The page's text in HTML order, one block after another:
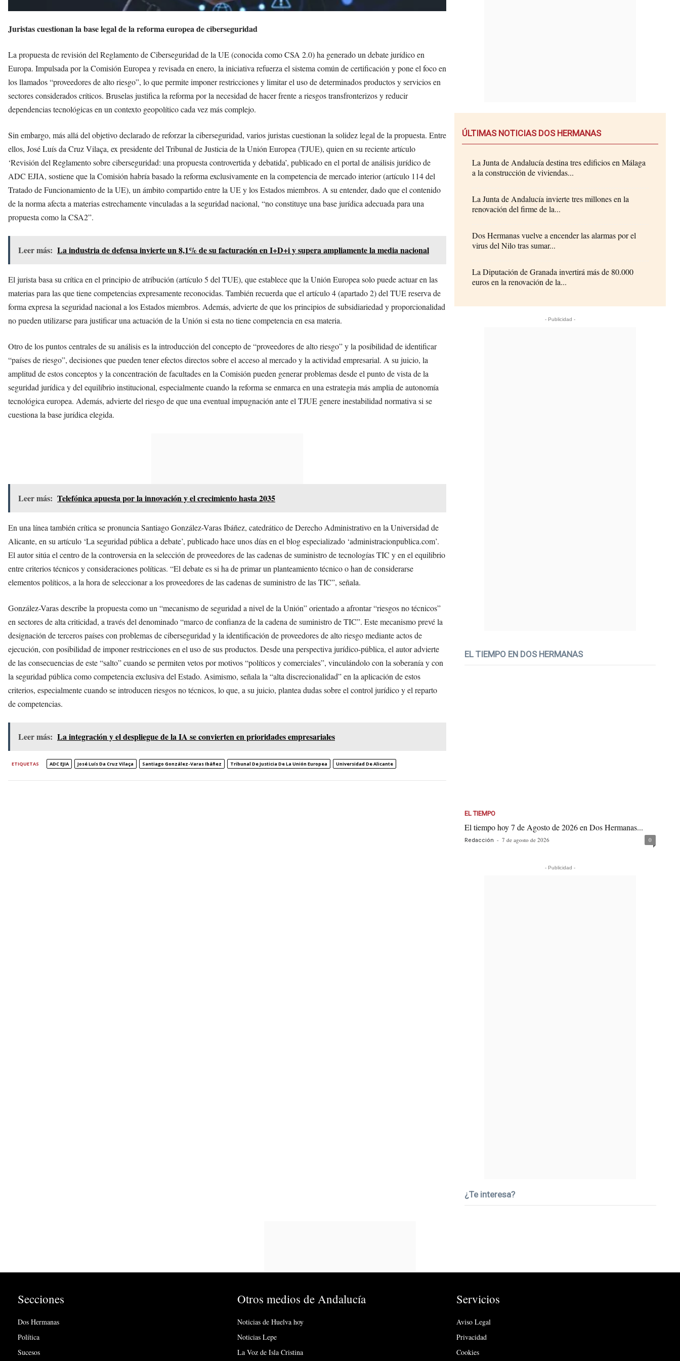
Juristas cuestionan la base legal de la reforma europea de ciberseguridad
La propuesta de revisión del Reglamento de Ciberseguridad de la UE (conocida como CSA 2.0) ha generado un debate jurídico en
Europa. Impulsada por la Comisión Europea y revisada en enero, la iniciativa refuerza el sistema común de certificación y pone el foco en
los llamados “proveedores de alto riesgo”, lo que permite imponer restricciones y limitar el uso de determinados productos y servicios en
sectores considerados críticos. Bruselas justifica la reforma por la necesidad de hacer frente a riesgos transfronterizos y reducir
dependencias tecnológicas en un contexto geopolítico cada vez más complejo.
Sin embargo, más allá del objetivo declarado de reforzar la ciberseguridad, varios juristas cuestionan la solidez legal de la propuesta. Entre
ellos, José Luís da Cruz Vilaça, ex presidente del Tribunal de Justicia de la Unión Europea (TJUE), quien en su reciente artículo
‘Revisión del Reglamento sobre ciberseguridad: una propuesta controvertida y debatida’, publicado en el portal de análisis jurídico de
ADC EJIA, sostiene que la Comisión habría basado la reforma exclusivamente en la competencia de mercado interior (artículo 114 del
Tratado de Funcionamiento de la UE), un ámbito compartido entre la UE y los Estados miembros. A su entender, dado que el contenido
de la norma afecta a materias estrechamente vinculadas a la seguridad nacional, “no constituye una base jurídica adecuada para una
propuesta como la CSA2”.
Leer más: La industria de defensa invierte un 8,1% de su facturación en I+D+i y supera ampliamente la media nacional
El jurista basa su crítica en el principio de atribución (artículo 5 del TUE), que establece que la Unión Europea solo puede actuar en las
materias para las que tiene competencias expresamente reconocidas. También recuerda que el artículo 4 (apartado 2) del TUE reserva de
forma expresa la seguridad nacional a los Estados miembros. Además, advierte de que los principios de subsidiariedad y proporcionalidad
no pueden utilizarse para justificar una actuación de la Unión si esta no tiene competencia en esa materia.
Otro de los puntos centrales de su análisis es la introducción del concepto de “proveedores de alto riesgo” y la posibilidad de identificar
“países de riesgo”, decisiones que pueden tener efectos directos sobre el acceso al mercado y la actividad empresarial. A su juicio, la
amplitud de estos conceptos y la concentración de facultades en la Comisión pueden generar problemas desde el punto de vista de la
seguridad jurídica y del equilibrio institucional, especialmente cuando la reforma se enmarca en una estrategia más amplia de autonomía
tecnológica europea. Además, advierte del riesgo de que una eventual impugnación ante el TJUE genere inestabilidad normativa si se
cuestiona la base jurídica elegida.
Leer más: Telefónica apuesta por la innovación y el crecimiento hasta 2035
En una línea también crítica se pronuncia Santiago González-Varas Ibáñez, catedrático de Derecho Administrativo en la Universidad de
Alicante, en su artículo ‘La seguridad pública a debate’, publicado hace unos días en el blog especializado ‘administracionpublica.com’.
El autor sitúa el centro de la controversia en la selección de proveedores de las cadenas de suministro de tecnologías TIC y en el equilibrio
entre criterios técnicos y consideraciones políticas. “El debate es si ha de primar un planteamiento técnico o han de considerarse
elementos políticos, a la hora de seleccionar a los proveedores de las cadenas de suministro de las TIC”, señala.
González-Varas describe la propuesta como un “mecanismo de seguridad a nivel de la Unión” orientado a afrontar “riesgos no técnicos”
en sectores de alta criticidad, a través del denominado “marco de confianza de la cadena de suministro de TIC”. Este mecanismo prevé la
designación de terceros países con problemas de ciberseguridad y la identificación de proveedores de alto riesgo mediante actos de
ejecución, con posibilidad de imponer restricciones en el uso de sus productos. Desde una perspectiva jurídico-pública, el autor advierte
de las consecuencias de este “salto” cuando se permiten vetos por motivos “políticos y comerciales”, vinculándolo con la soberanía y con
la seguridad pública como competencia exclusiva del Estado. Asimismo, señala la “alta discrecionalidad” en la aplicación de estos
criterios, especialmente cuando se introducen riesgos no técnicos, lo que, a su juicio, plantea dudas sobre el control jurídico y el reparto
de competencias.
Leer más: La integración y el despliegue de la IA se convierten en prioridades empresariales
ETIQUETAS ADC EJIA José Luís Da Cruz Vilaça Santiago González-Varas Ibáñez Tribunal De Justicia De La Unión Europea Universidad De Alicante
ÚLTIMAS NOTICIAS DOS HERMANAS
La Junta de Andalucía destina tres edificios en Málaga
a la construcción de viviendas...
La Junta de Andalucía invierte tres millones en la
renovación del firme de la...
Dos Hermanas vuelve a encender las alarmas por el
virus del Nilo tras sumar...
La Diputación de Granada invertirá más de 80.000
euros en la renovación de la...
- Publicidad -
EL TIEMPO EN DOS HERMANAS
EL TIEMPO
El tiempo hoy 7 de Agosto de 2026 en Dos Hermanas...
Redacción - 7 de agosto de 2026 0
- Publicidad -
¿Te interesa?
Secciones
Dos Hermanas
Política
Sucesos
Otros medios de Andalucía
Noticias de Huelva hoy
Noticias Lepe
La Voz de Isla Cristina
Servicios
Aviso Legal
Privacidad
Cookies